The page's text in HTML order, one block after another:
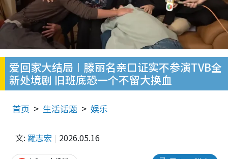
爱回家大结局︱滕丽名亲口证实不参演TVB全
新处境剧 旧班底恐一个不留大换血
首页 生活话题 娱乐
文: 羅志宏 2026.05.16